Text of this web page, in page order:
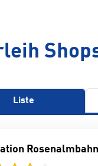
Liste
Rosenalmbahn